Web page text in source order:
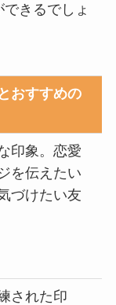
きるでしょ
おすすめの
印象。恋愛
を伝えたい
づけたい友
された印